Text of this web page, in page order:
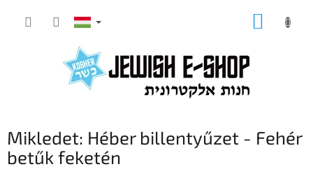
KOSÁR
Mikledet: Héber billentyűzet - Fehér
betűk feketén